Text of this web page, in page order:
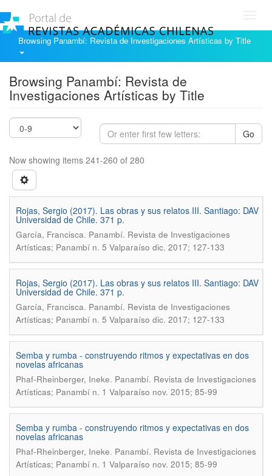
Browsing Panambí: Revista de Investigaciones Artísticas by Title
Browsing Panambí: Revista de
Investigaciones Artísticas by Title
Go
Now showing items 241-260 of 280
Rojas, Sergio (2017). Las obras y sus relatos III. Santiago: DAV
Universidad de Chile. 371 p.
García, Francisca. Panambí. Revista de Investigaciones
Artísticas; Panambí n. 5 Valparaíso dic. 2017; 127-133
Rojas, Sergio (2017). Las obras y sus relatos III. Santiago: DAV
Universidad de Chile. 371 p.
García, Francisca. Panambí. Revista de Investigaciones
Artísticas; Panambí n. 5 Valparaíso dic. 2017; 127-133
Semba y rumba - construyendo ritmos y expectativas en dos
novelas africanas
Phaf-Rheinberger, Ineke. Panambí. Revista de Investigaciones
Artísticas; Panambí n. 1 Valparaíso nov. 2015; 85-99
Semba y rumba - construyendo ritmos y expectativas en dos
novelas africanas
Phaf-Rheinberger, Ineke. Panambí. Revista de Investigaciones
Artísticas; Panambí n. 1 Valparaíso nov. 2015; 85-99